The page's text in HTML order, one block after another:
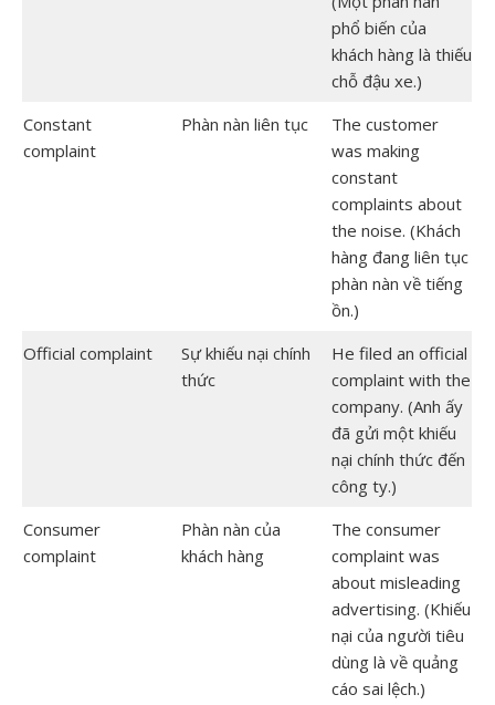
phổ biến của
khách hàng là thiếu
chỗ đậu xe.)
Constant
complaint
Phàn nàn liên tục
The customer
was making
constant
complaints about
the noise. (Khách
hàng đang liên tục
phàn nàn về tiếng
ồn.)
Official complaint
Sự khiếu nại chính
thức
He filed an official
complaint with the
company. (Anh ấy
đã gửi một khiếu
nại chính thức đến
công ty.)
Consumer
complaint
Phàn nàn của
khách hàng
The consumer
complaint was
about misleading
advertising. (Khiếu
nại của người tiêu
dùng là về quảng
cáo sai lệch.)